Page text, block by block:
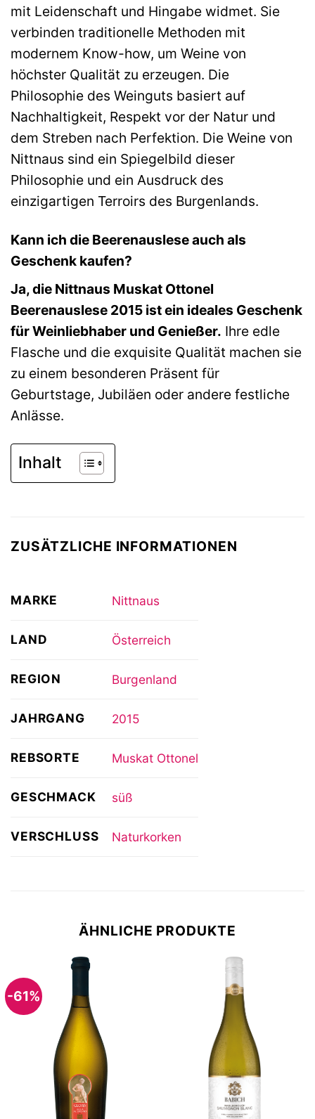
mit Leidenschaft und Hingabe widmet. Sie
verbinden traditionelle Methoden mit
modernem Know-how, um Weine von
höchster Qualität zu erzeugen. Die
Philosophie des Weinguts basiert auf
Nachhaltigkeit, Respekt vor der Natur und
dem Streben nach Perfektion. Die Weine von
Nittnaus sind ein Spiegelbild dieser
Philosophie und ein Ausdruck des
einzigartigen Terroirs des Burgenlands.
Kann ich die Beerenauslese auch als
Geschenk kaufen?
Ja, die Nittnaus Muskat Ottonel
Beerenauslese 2015 ist ein ideales Geschenk
für Weinliebhaber und Genießer. Ihre edle
Flasche und die exquisite Qualität machen sie
zu einem besonderen Präsent für
Geburtstage, Jubiläen oder andere festliche
Anlässe.
Inhalt
ZUSÄTZLICHE INFORMATIONEN
MARKE Nittnaus
LAND Österreich
REGION Burgenland
JAHRGANG 2015
REBSORTE Muskat Ottonel
GESCHMACK süß
VERSCHLUSS Naturkorken
ÄHNLICHE PRODUKTE
-61%